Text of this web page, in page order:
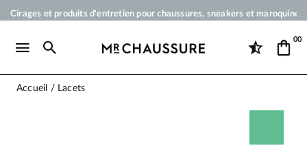
Cirages et produits d'entretien pour chaussures, sneakers et
Paiement en 3x 4x par carte bancaire dès 50 €
00
Accueil Lacets